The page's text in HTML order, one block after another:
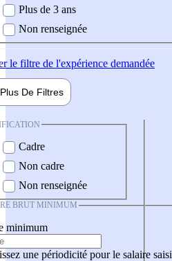
Plus de 3 ans
Non renseignée
le filtre de l'expérience demandée
Plus De Filtres
Cadre
Non cadre
Non renseignée
BRUT MINIMUM
minimum
une périodicité pour le salaire saisi